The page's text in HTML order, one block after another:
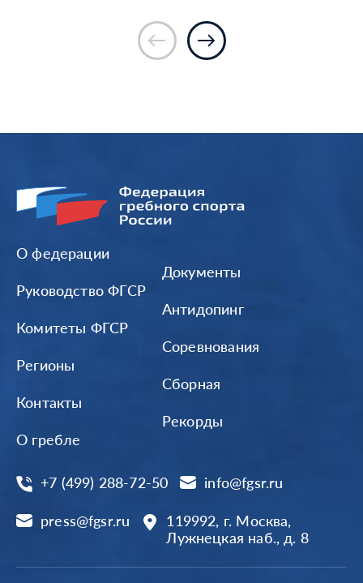
О федерации
Руководство ФГСР
Комитеты ФГСР
Регионы
Контакты
О гребле
Документы
Антидопинг
Соревнования
Сборная
Рекорды
+7 (499) 288-72-50 info@fgsr.ru
press@fgsr.ru
119992, г. Москва,
Лужнецкая наб., д. 8